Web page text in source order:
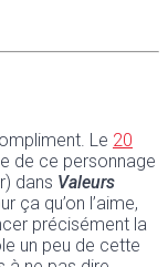
Le 20
de ce personnage
dans Valeurs
ça qu’on l’aime,
précisément la
un peu de cette